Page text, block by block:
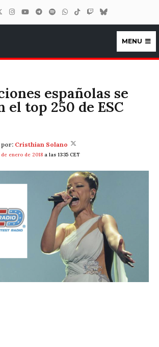
España
MENU
españolas se
el top 250 de ESC
por: Cristhian Solano
de enero de 2018 a las 13:35 CET